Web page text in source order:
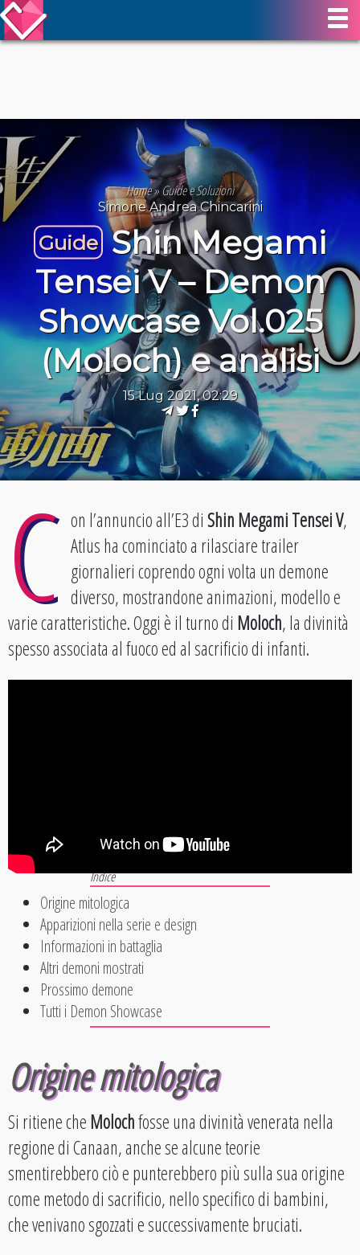
Home»Guide e Soluzioni
Simone Andrea Chincarini
Guide Shin Megami
Tensei V – Demon
Showcase Vol.025
(Moloch) e analisi
15 Lug 2021, 02:29
C on l’annuncio all’E3 diShin Megami Tensei V,
Atlus ha cominciato a rilasciare trailer
giornalieri coprendo ogni volta un demone
diverso, mostrandone animazioni, modello e
varie caratteristiche. Oggi è il turno di Moloch, la divinità
spesso associata al fuoco ed al sacrificio di infanti.
Origine mitologica
Apparizioni nella serie e design
Informazioni in battaglia
Altri demoni mostrati
Prossimo demone
Tutti i Demon Showcase
Origine mitologica
Si ritiene cheMolochfosse una divinità venerata nella
regione di Canaan, anche se alcune teorie
smentirebbero ciò e punterebbero più sulla sua origine
come metodo di sacrificio, nello specifico di bambini,
che venivano sgozzati e successivamente bruciati.